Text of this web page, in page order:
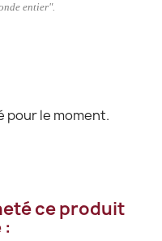
entier".
pour le moment.
ce produit
: